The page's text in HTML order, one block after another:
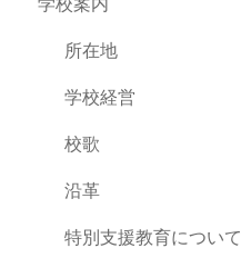
所在地
学校経営
校歌
沿革
特別支援教育について